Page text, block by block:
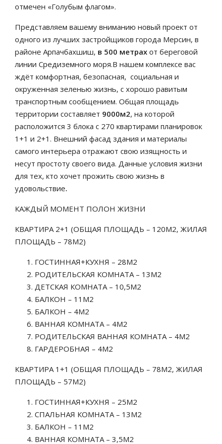
отмечен «Голубым флагом».
Представляем вашему вниманию новый проект от
одного из лучших застройщиков города Мерсин, в
районе Арпачбахшиш, в 500 метрах от береговой
линии Средиземного моря.В нашем комплексе вас
ждёт комфортная, безопасная, социальная и
окруженная зеленью жизнь, с хорошо равитым
транспортным сообщением. Общая площадь
территории составляет 9000м2, на которой
расположится 3 блока с 270 квартирами планировок
1+1 и 2+1. Внешний фасад здания и материалы
самого интерьера отражают свою изящность и
несут простоту своего вида. Данные условия жизни
для тех, кто хочет прожить свою жизнь в
удовольствие.
КАЖДЫЙ МОМЕНТ ПОЛОН ЖИЗНИ
КВАРТИРА 2+1 (ОБЩАЯ ПЛОЩАДЬ – 120М2, ЖИЛАЯ
ПЛОЩАДЬ – 78М2)
ГОСТИННАЯ+КУХНЯ – 28М2
РОДИТЕЛЬСКАЯ КОМНАТА – 13М2
ДЕТСКАЯ КОМНАТА – 10,5М2
БАЛКОН – 11М2
БАЛКОН – 4М2
ВАННАЯ КОМНАТА – 4М2
РОДИТЕЛЬСКАЯ ВАННАЯ КОМНАТА – 4М2
ГАРДЕРОБНАЯ – 4М2
КВАРТИРА 1+1 (ОБЩАЯ ПЛОЩАДЬ – 78М2, ЖИЛАЯ
ПЛОЩАДЬ – 57М2)
ГОСТИННАЯ+КУХНЯ – 25М2
СПАЛЬНАЯ КОМНАТА – 13М2
БАЛКОН – 11М2
ВАННАЯ КОМНАТА – 3,5М2